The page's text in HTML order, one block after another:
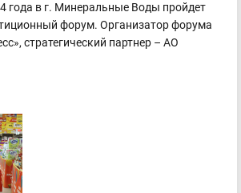
года в г. Минеральные Воды пройдет
форум. Организатор форума
стратегический партнер – АО